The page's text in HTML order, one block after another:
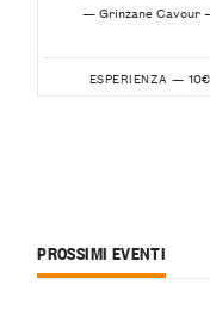
— Grinzane Cavour
ESPERIENZA — 10€
PROSSIMI EVENTI